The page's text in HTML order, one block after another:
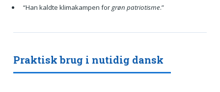
“Han kaldte klimakampen forgrøn patriotisme.”
Praktisk brug i nutidig dansk